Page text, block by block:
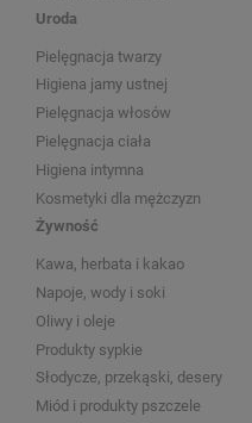
Uroda
Pielęgnacja twarzy
Higiena jamy ustnej
Pielęgnacja włosów
Pielęgnacja ciała
Higiena intymna
Kosmetyki dla mężczyzn
Żywność
Kawa, herbata i kakao
Napoje, wody i soki
Oliwy i oleje
Produkty sypkie
Słodycze, przekąski, desery
Miód i produkty pszczele